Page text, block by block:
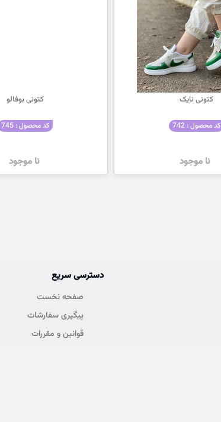
کتونی نایک
کد محصول : 742
نا موجود
کتونی بوفالو
کد محصول : 745
نا موجود
درباره ما
تماس با ما
کلیه حقوق این سایت متعلق به بوتیک زنانه پارمیس می باشد.